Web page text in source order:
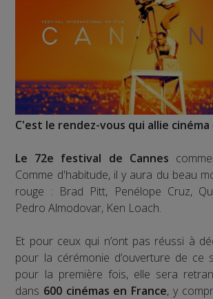
C'est le rendez-vous qui allie
Le 72e festival de Cannes
Comme d'habitude, il y aura du beau
rouge : Brad Pitt, Penélope Cruz,
Pedro Almodovar, Ken Loach.
Et pour ceux qui n’ont pas réussi à
pour la cérémonie d’ouverture de ce
pour la première fois, elle sera
dans 600 cinémas en France, y